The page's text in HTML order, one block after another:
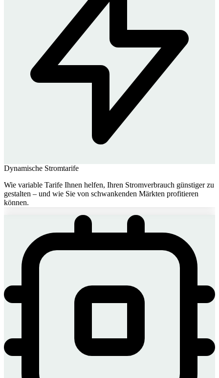
Dynamische Stromtarife
Wie variable Tarife Ihnen helfen, Ihren Stromverbrauch günstiger zu
gestalten – und wie Sie von schwankenden Märkten profitieren
können.